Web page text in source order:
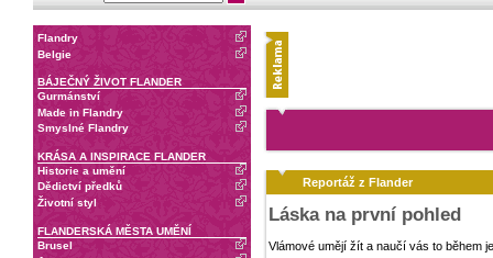
Flandry
Belgie
BÁJEČNÝ ŽIVOT FLANDER
Gurmánství
Made in Flandry
Smyslné Flandry
KRÁSA A INSPIRACE FLANDER
Historie a umění
Dědictví předků
Životní styl
FLANDERSKÁ MĚSTA UMĚNÍ
Brusel
Reportáž z Flander
Láska na první pohled
Vlámové umějí žít a naučí vás to během